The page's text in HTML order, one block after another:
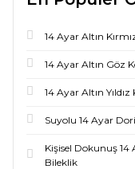
14 Ayar Altın
14 Ayar Altın Göz
14 Ayar Altın
Suyolu 14 Ayar
Kişisel Dokunuş
Bileklik